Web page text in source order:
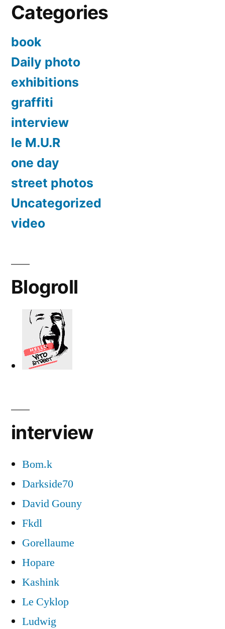
Categories
book
Daily photo
exhibitions
graffiti
interview
le M.U.R
one day
street photos
Uncategorized
video
Blogroll
interview
Bom.k
Darkside70
David Gouny
Fkdl
Gorellaume
Hopare
Kashink
Le Cyklop
Ludwig